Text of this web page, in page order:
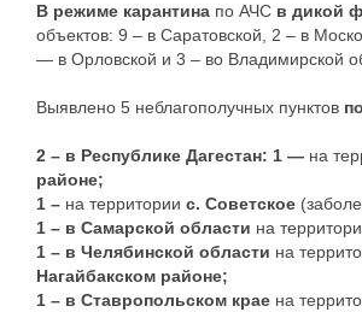
В режиме карантина по АЧС в дикой
объектов: 9 – в Саратовской, 2 – в
— в Орловской и 3 – во Владимирской
Выявлено 5 неблагополучных пунктов
2 – в Республике Дагестан: 1 — на
районе;
1 – на территории с. Советское
1 – в Самарской области на
1 – в Челябинской области на
Нагайбакском районе;
1 – в Ставропольском крае на